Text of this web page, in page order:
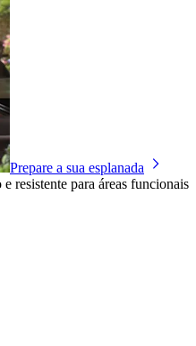
Prepare a sua esplanada
resistente para áreas funcionais